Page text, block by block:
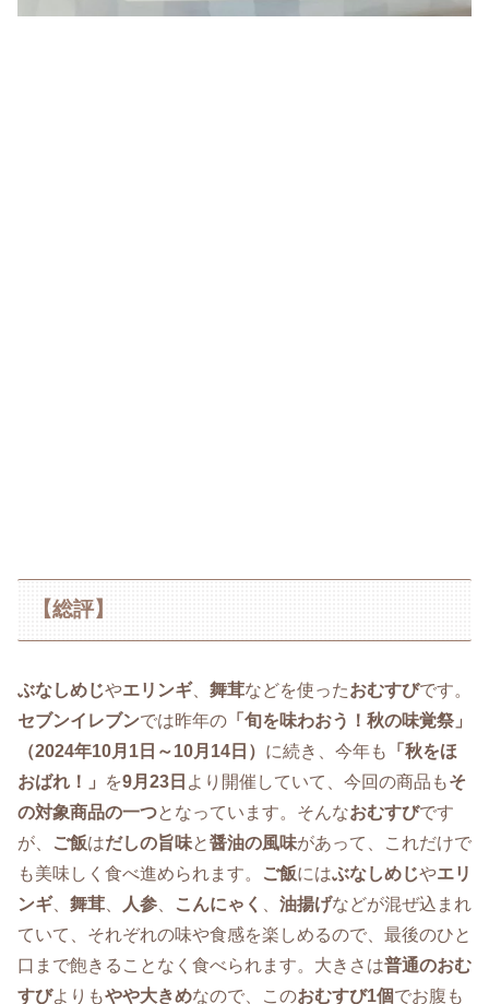
【総評】
ぶなしめじやエリンギ、 舞茸などを使ったおむすびです。
セブンイレブンでは昨年の 「旬を味わおう！秋の味覚祭」
（2024年10月1日～10月14日） に続き、今年も
「秋をほ
おばれ！」
を9月23日 より開催していて、今回の商品もそ
の対象商品の一つとなっています。そんなおむすびです
が、
ご飯はだしの旨味と醤油の風味があって、これだけで
も美味しく食べ進められます。
ご飯にはぶなしめじやエリ
ンギ、 舞茸 人参 こんにゃく 油揚げなどが混ぜ込まれ
ていて、それぞれの味や食感を楽しめるので、最後のひと
口まで飽きることなく食べられます。大きさは普通のおむ
すびよりもやや大きめなので、このおむすび1個でお腹も